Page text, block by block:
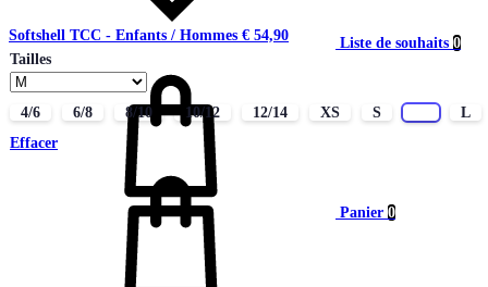
Liste de souhaits 0
Panier 0
Softshell TCC - Enfants / Hommes € 54,90
Tailles
4/6 6/8 8/10 10/12 12/14 XS S
L
Effacer